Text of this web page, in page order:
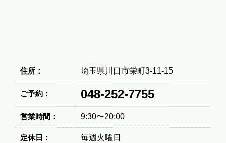
住所： 埼玉県川口市栄町3-11-15
ご予約： 048-252-7755
営業時間： 9:30〜20:00
定休日： 毎週火曜日